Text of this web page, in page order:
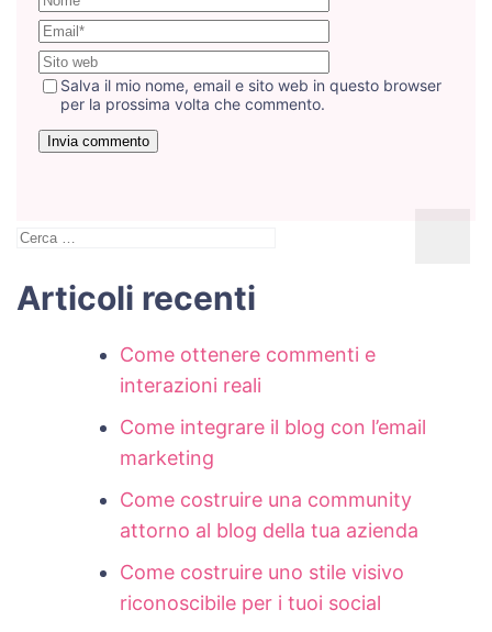
Salva il mio nome, email e sito web in questo browser
per la prossima volta che commento.
Ricerca
Articoli recenti
Come ottenere commenti e
interazioni reali
Come integrare il blog con l’email
marketing
Come costruire una community
attorno al blog della tua azienda
Come costruire uno stile visivo
riconoscibile per i tuoi social